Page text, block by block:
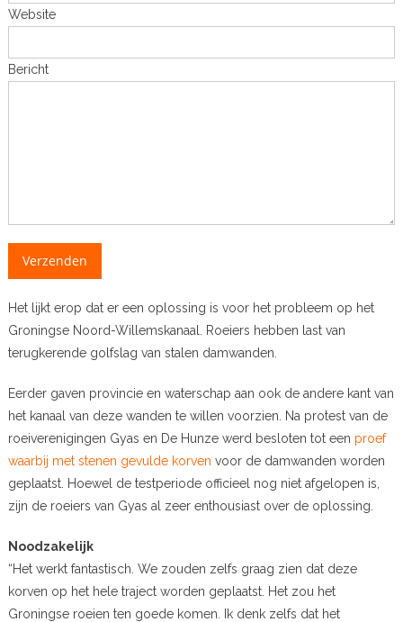
Website
Bericht
Verzenden
Het lijkt erop dat er een oplossing is voor het probleem op het
Groningse Noord-Willemskanaal. Roeiers hebben last van
terugkerende golfslag van stalen damwanden.
Eerder gaven provincie en waterschap aan ook de andere kant van
het kanaal van deze wanden te willen voorzien. Na protest van de
roeiverenigingen Gyas en De Hunze werd besloten tot een proef
waarbij met stenen gevulde korven voor de damwanden worden
geplaatst. Hoewel de testperiode officieel nog niet afgelopen is,
zijn de roeiers van Gyas al zeer enthousiast over de oplossing.
Noodzakelijk
“Het werkt fantastisch. We zouden zelfs graag zien dat deze
korven op het hele traject worden geplaatst. Het zou het
Groningse roeien ten goede komen. Ik denk zelfs dat het